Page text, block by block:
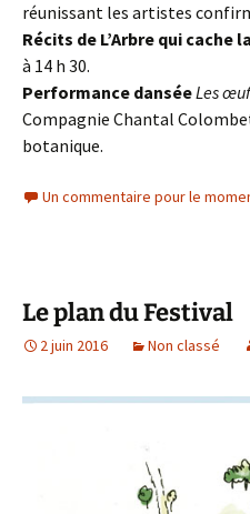
réunissant les artistes
Récits de L’Arbre qui cache
à 14 h 30.
Performance danséeLes
Compagnie Chantal
botanique.
Un commentaire pour le
Le plan du Festival
2 juin 2016 Non classé